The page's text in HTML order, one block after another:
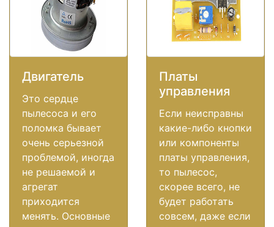
Двигатель
Это сердце
пылесоса и его
поломка бывает
очень серьезной
проблемой, иногда
не решаемой и
агрегат
приходится
менять. Основные
Платы
управления
Если неисправны
какие-либо кнопки
или компоненты
платы управления,
то пылесос,
скорее всего, не
будет работать
совсем, даже если